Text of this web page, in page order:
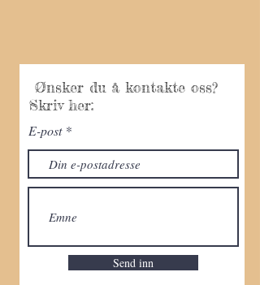
Ønsker du å kontakte oss?​
Skriv her:
E-post
Send inn